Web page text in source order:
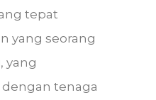
tepat
yang seorang
yang
tenaga